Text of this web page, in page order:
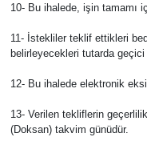
10- Bu ihalede, işin tamamı
11- İstekliler teklif ettikleri
belirleyecekleri tutarda
12- Bu ihalede elektronik
13- Verilen tekliflerin
(Doksan) takvim günüdür.